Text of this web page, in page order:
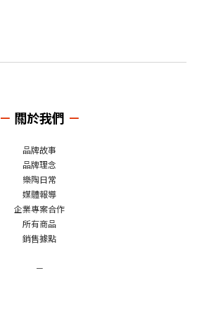
－ 關於我們 －
品牌故事
品牌理念
樂陶日常
媒體報導
企業專案合作
所有商品
銷售據點
－